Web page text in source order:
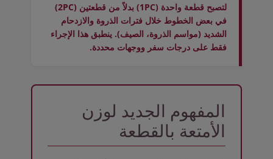
لتصبح قطعة واحدة (1PC) بدلاً من قطعتين (2PC)
في بعض الخطوط خلال فترات الذروة والازدحام
الشديد (مواسم الذروة، الصيف). ينطبق هذا الإجراء
فقط على درجات سفر ووجهات محددة.
المفهوم الجديد لوزن
الأمتعة بالقطعة